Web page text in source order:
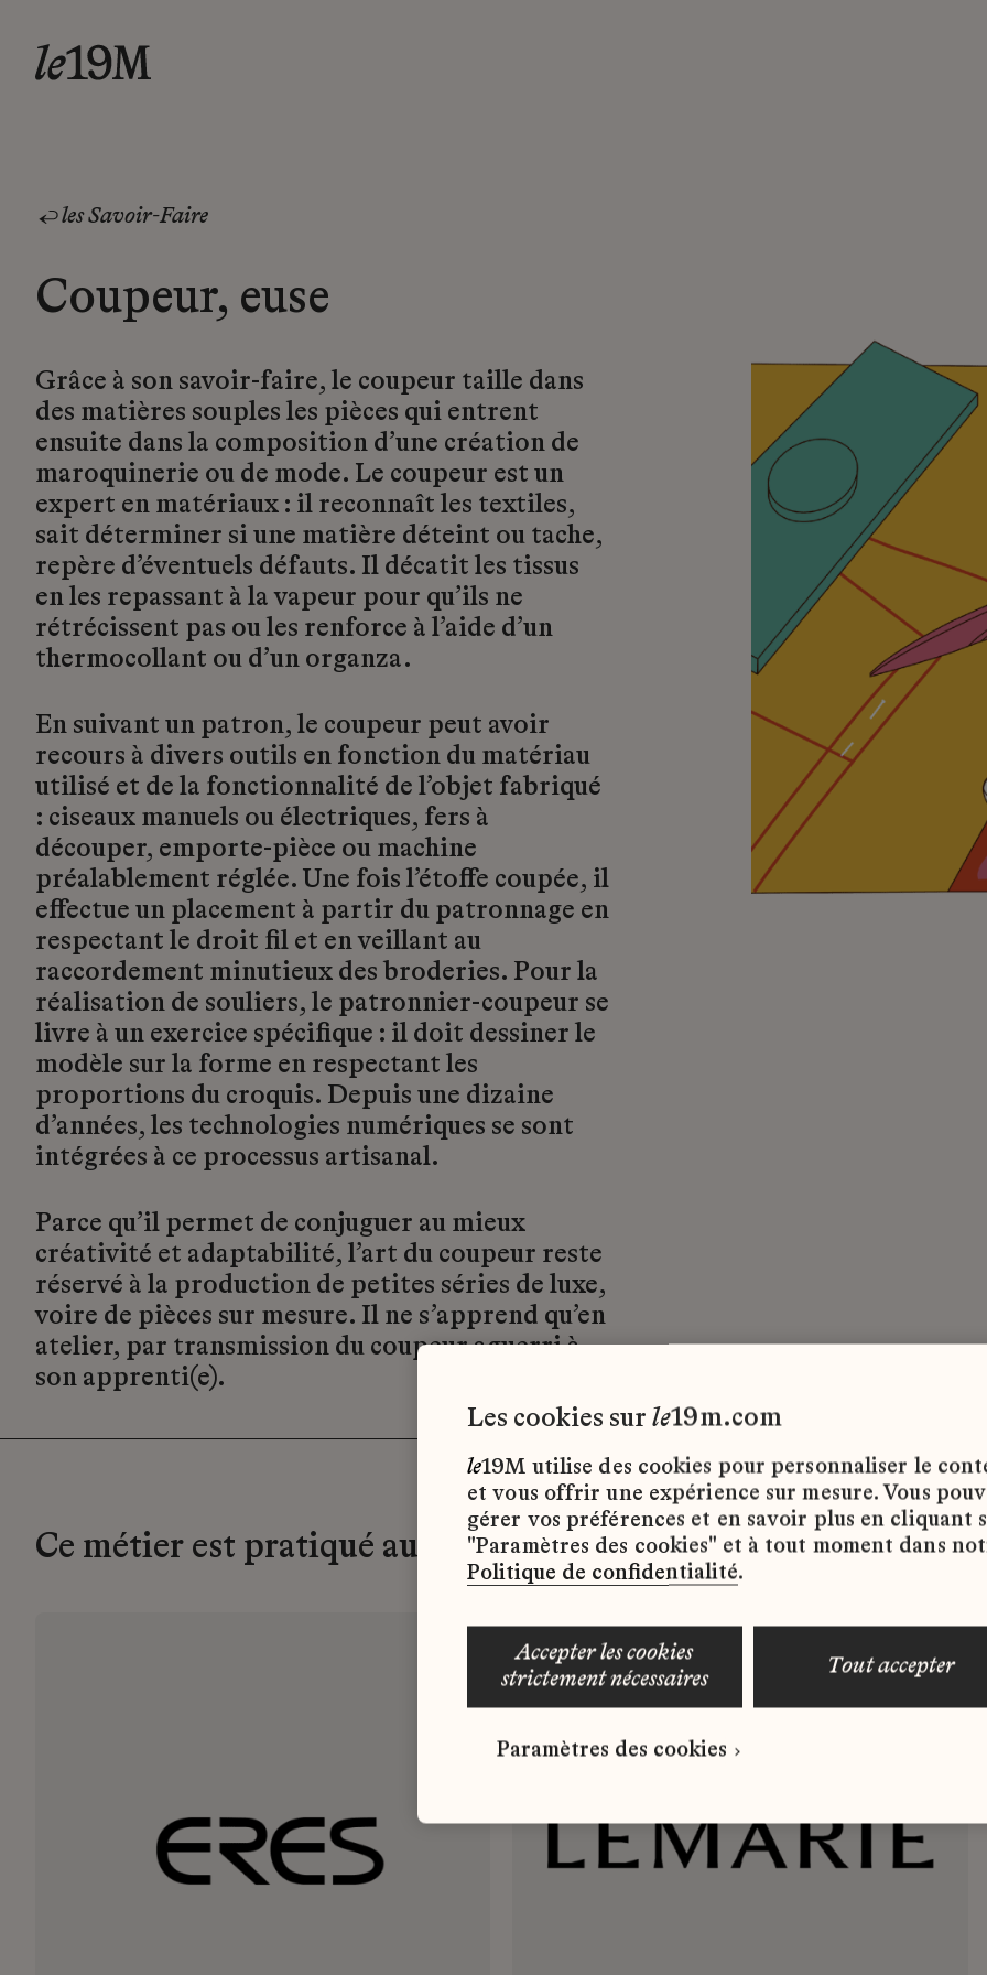
les Savoir-Faire
Coupeur, euse
Grâce à son savoir-faire, le coupeur taille dans
des matières souples les pièces qui entrent
ensuite dans la composition d’une création de
maroquinerie ou de mode. Le coupeur est un
expert en matériaux : il reconnaît les textiles,
sait déterminer si une matière déteint ou tache,
repère d’éventuels défauts. Il décatit les tissus
en les repassant à la vapeur pour qu’ils ne
rétrécissent pas ou les renforce à l’aide d’un
thermocollant ou d’un organza.
En suivant un patron, le coupeur peut avoir
recours à divers outils en fonction du matériau
utilisé et de la fonctionnalité de l’objet fabriqué
: ciseaux manuels ou électriques, fers à
découper, emporte-pièce ou machine
préalablement réglée. Une fois l’étoffe coupée, il
effectue un placement à partir du patronnage en
respectant le droit fil et en veillant au
raccordement minutieux des broderies. Pour la
réalisation de souliers, le patronnier-coupeur se
livre à un exercice spécifique : il doit dessiner le
modèle sur la forme en respectant les
proportions du croquis. Depuis une dizaine
d’années, les technologies numériques se sont
intégrées à ce processus artisanal.
Parce qu’il permet de conjuguer au mieux
créativité et adaptabilité, l’art du coupeur reste
réservé à la production de petites séries de luxe,
voire de pièces sur mesure. Il ne s’apprend qu’en
atelier, par transmission du coupeur aguerri à
son apprenti(e).
Ce métier est pratiqué au 19M par :
les cookies sur le19m.com
le19M utilise des cookies pour personnaliser le
et vous offrir une expérience sur mesure. Vous
gérer vos préférences et en savoir plus en cliquant
"Paramètres des cookies" et à tout moment dans
Politique de confidentialité.
accepter les cookies
strictement nécessaires
tout accepter
Paramètres des cookies